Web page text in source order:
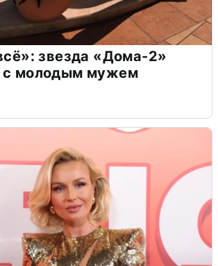
звезда «Дома-2»
с молодым мужем